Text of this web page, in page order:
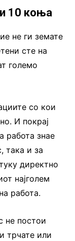
10 коња
не ги земате
сте на
големо
со кои
И покрај
работа знае
така и за
директно
најголем
работа.
не постои
трчате или